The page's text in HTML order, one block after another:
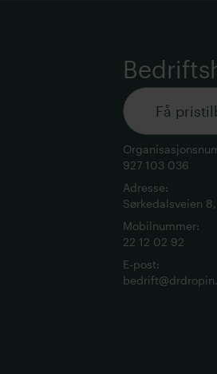
Få
927 103 036
Adresse:
Sørkedalsveien
Mobilnummer:
22 12 02 92
E-post: